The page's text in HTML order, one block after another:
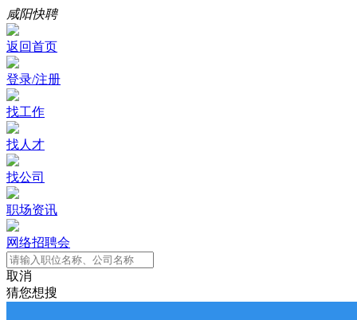
咸阳快聘
返回首页
登录/注册
找工作
找人才
找公司
职场资讯
网络招聘会
取消
猜您想搜